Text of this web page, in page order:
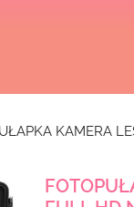
KAMERA